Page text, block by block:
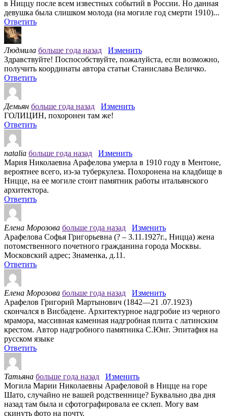
в Ниццу после всем известных событий в России. Но данная
девушка была слишком молода (на могиле год смерти 1910)...
Ответить
Людмила больше года назад
Изменить
Здравствуйте! Поспособствуйте, пожалуйста, если возможно,
получить координаты автора статьи Станислава Величко.
Ответить
Демьян больше года назад
Изменить
ГОЛИЦИН, похоронен там же!
Ответить
natalia больше года назад
Изменить
Мария Николаевна Арафелова умерла в 1910 году в Ментоне,
вероятнее всего, из-за туберкулеза. Похоронена на кладбище в
Ницце, на ее могиле стоит памятник работы итальянского
архитектора.
Ответить
Елена Морозова больше года назад
Изменить
Арафелова Софья Григорьевна (? – 3.11.1927г., Ницца) жена
потомственного почетного гражданина города Москвы.
Московский адрес; Знаменка, д.11.
Ответить
Елена Морозова больше года назад
Изменить
Арафелов Григорий Мартынович (1842—21 .07.1923)
скончался в Висбадене. Архитектурное надгробие из черного
мрамора, массивная каменная надгробная плита с латинским
крестом. Автор надгробного памятника С.Юнг. Эпитафия на
русском языке
Ответить
Татьяна больше года назад
Изменить
Могила Марии Николаевны Арафеловой в Ницце на горе
Шато, случайно не вашей родственнице? Буквально два дня
назад там была и сфотографировала ее склеп. Могу вам
скинуть фото на почту.